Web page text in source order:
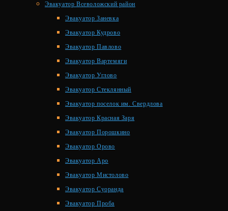
Эвакуатор Всеволожский район
Эвакуатор Заневка
Эвакуатор Кудрово
Эвакуатор Павлово
Эвакуатор Вартемяги
Эвакуатор Углово
Эвакуатор Стеклянный
Эвакуатор поселок им. Свердлова
Эвакуатор Красная Заря
Эвакуатор Порошкино
Эвакуатор Орово
Эвакуатор Аро
Эвакуатор Мистолово
Эвакуатор Суоранда
Эвакуатор Проба